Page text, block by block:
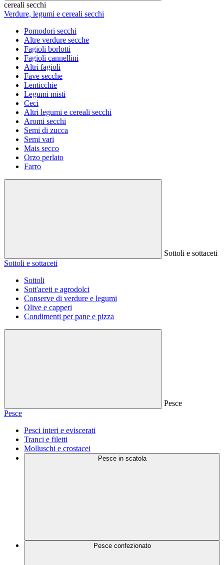
cereali secchi
Verdure, legumi e cereali secchi
Pomodori secchi
Altre verdure secche
Fagioli borlotti
Fagioli cannellini
Altri fagioli
Fave secche
Lenticchie
Legumi misti
Ceci
Altri legumi e cereali secchi
Aromi secchi
Semi di zucca
Semi vari
Mais secco
Orzo perlato
Farro
Sottoli e sottaceti
Sottoli e sottaceti
Sottoli
Sott'aceti e agrodolci
Conserve di verdure e legumi
Olive e capperi
Condimenti per pane e pizza
Pesce
Pesce
Pesci interi e eviscerati
Tranci e filetti
Molluschi e crostacei
Pesce in scatola
Pesce confezionato